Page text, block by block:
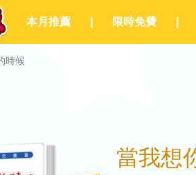
本月推薦 限時免費
時候
當我想